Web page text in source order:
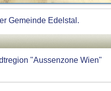
Gemeinde Edelstal.
"Aussenzone Wien"